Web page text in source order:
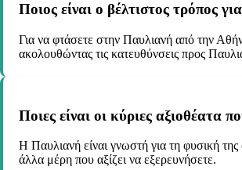
Ποιος είναι ο βέλτιστος τρόπος
Για να φτάσετε στην Παυλιανή από την
ακολουθώντας τις κατευθύνσεις προς
Ποιες είναι οι κύριες
Η Παυλιανή είναι γνωστή για τη φυσική
άλλα μέρη που αξίζει να εξερευνήσετε.